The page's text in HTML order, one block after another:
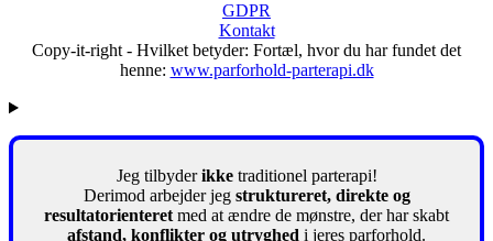
GDPR
Kontakt
Copy-it-right - Hvilket betyder: Fortæl, hvor du har fundet det
henne: www.parforhold-parterapi.dk
Jeg tilbyderikke traditionel parterapi!
Derimod arbejder jeg struktureret, direkte og
resultatorienteret med at ændre de mønstre, der har skabt
afstand, konflikter og utryghed i jeres parforhold.